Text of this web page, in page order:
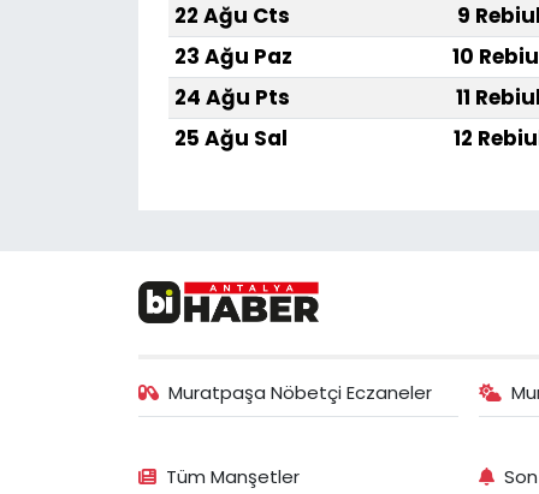
22 Ağu Cts
9
23 Ağu Paz
10
24 Ağu Pts
11
25 Ağu Sal
12
Muratpaşa Nöbetçi Eczaneler
Tüm Manşetler